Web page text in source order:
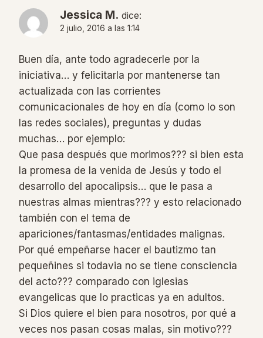
Jessica M. dice:
2 julio, 2016 a las 1:14
Buen día, ante todo agradecerle por la
iniciativa… y felicitarla por mantenerse tan
actualizada con las corrientes
comunicacionales de hoy en día (como lo son
las redes sociales), preguntas y dudas
muchas… por ejemplo:
Que pasa después que morimos??? si bien esta
la promesa de la venida de Jesús y todo el
desarrollo del apocalipsis… que le pasa a
nuestras almas mientras??? y esto relacionado
también con el tema de
apariciones/fantasmas/entidades malignas.
Por qué empeñarse hacer el bautizmo tan
pequeñines si todavia no se tiene consciencia
del acto??? comparado con iglesias
evangelicas que lo practicas ya en adultos.
Si Dios quiere el bien para nosotros, por qué a
veces nos pasan cosas malas, sin motivo???